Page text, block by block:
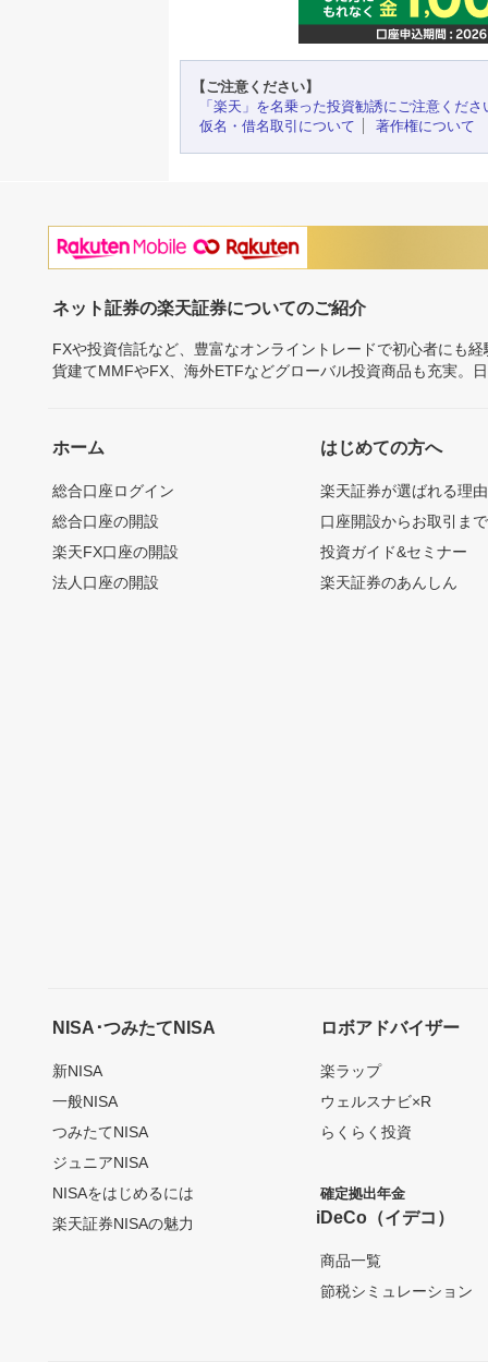
【ご注意ください】
「楽天」を名乗った投資勧誘にご注意くださ
仮名・借名取引について
著作権について
ネット証券の楽天証券についてのご紹介
FXや投資信託など、豊富なオンライントレードで初心者にも
貨建てMMFやFX、海外ETFなどグローバル投資商品も充実。
ホーム
総合口座ログイン
総合口座の開設
楽天FX口座の開設
法人口座の開設
はじめての方へ
楽天証券が選ばれる理由
口座開設からお取引ま
投資ガイド&セミナー
楽天証券のあんしん
NISA･つみたてNISA
新NISA
一般NISA
つみたてNISA
ジュニアNISA
NISAをはじめるには
楽天証券NISAの魅力
ロボアドバイザー
楽ラップ
ウェルスナビ×R
らくらく投資
確定拠出年金
iDeCo（イデコ）
商品一覧
節税シミュレーション